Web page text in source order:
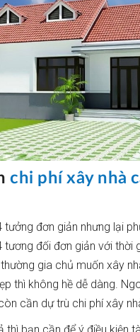
chi phí xây nhà
tưởng đơn giản nhưng lại
tương đối đơn giản với thời
gia chủ muốn xây
thì không hề dễ dàng.
cần dự trù chi phí xây